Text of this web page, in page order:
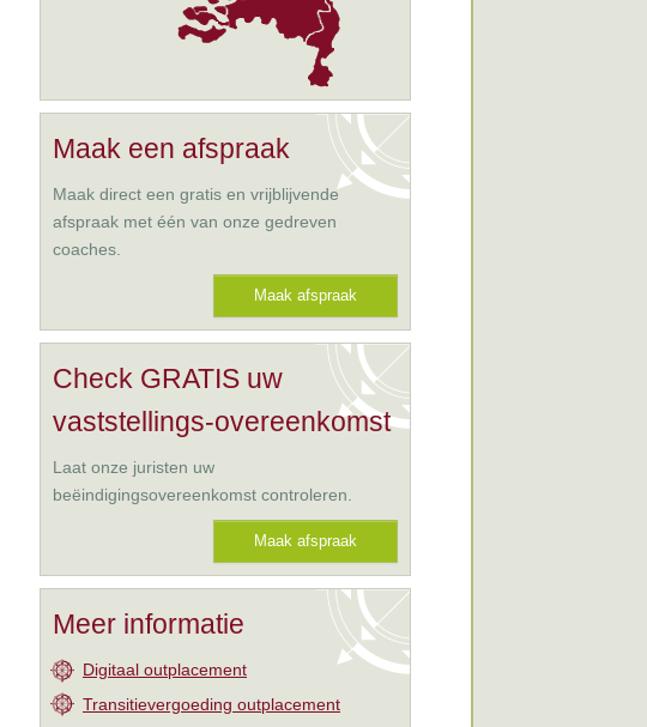
Maak een afspraak
Maak direct een gratis en vrijblijvende
afspraak met één van onze gedreven
coaches.
Maak afspraak
Check GRATIS uw
vaststellings-overeenkomst
Laat onze juristen uw
beëindigingsovereenkomst controleren.
Maak afspraak
Meer informatie
Digitaal outplacement
Transitievergoeding outplacement